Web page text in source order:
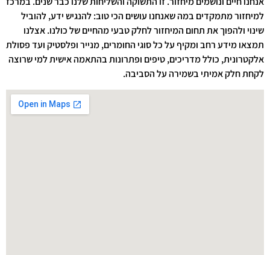
למיחזור מתמקדים במה שאנחנו עושים הכי טוב: להנגיש ידע, להוביל
שינוי ולהפוך את תחום המיחזור לחלק טבעי מהחיים של כולנו. אצלנו
תמצאו מידע רחב ומקיף על כל סוגי החומרים, מנייר ופלסטיק ועד פסולת
אלקטרונית, כולל מדריכים, טיפים ופתרונות בהתאמה אישית למי שרוצה
לקחת חלק אמיתי בשמירה על הסביבה.